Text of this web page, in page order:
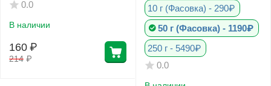
0.0
В наличии
214 ₽
160 ₽
действия Япония
10 г (Фасовка) - 290₽
50 г (Фасовка) - 1190₽
250 г - 5490₽
0.0